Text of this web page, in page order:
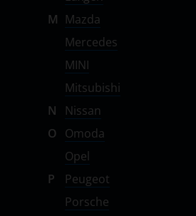
M Mazda
Mercedes
MINI
Mitsubishi
N
Nissan
O
Omoda
Opel
P
Peugeot
Porsche